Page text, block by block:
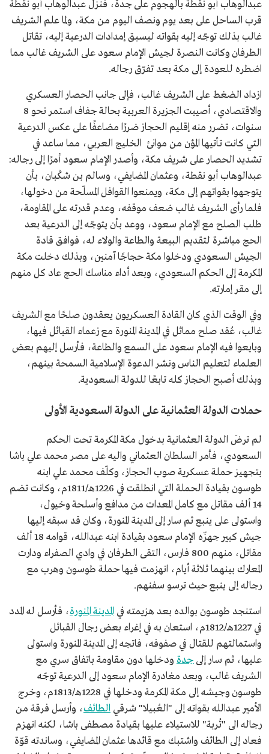
عبدالوهاب أبو نقطة بالهجوم على جدة، فنزل عبدالوهاب أبو نقطة
قرب الساحل على بعد يوم ونصف اليوم من مكة، ولما علم الشريف
غالب بذلك توجّه إليه بقواته ليسبق إمدادات الدرعية إليه، تقاتل
الطرفان وكانت النصرة لجيش الإمام سعود على الشريف غالب مما
اضطره للعودة إلى مكة بعد تفرّق رجاله.
ازداد الضغط على الشريف غالب، فإلى جانب الحصار العسكري
والاقتصادي، أصيبت الجزيرة العربية بحالة جفاف استمر نحو 8
سنوات، تضرر منه إقليم الحجاز ضررًا مضاعفًا على عكس الدرعية
التي كانت تأتيها المؤن من موانئ الخليج العربي، مما ساعد في
تشديد الحصار على شريف مكة، وأصدر الإمام سعود أمرًا إلى رجاله:
عبدالوهاب أبو نقطة، وعثمان المضايفي، وسالم بن شكْبان، بأن
يتوجهوا بقواتهم إلى مكة، ويمنعوا القوافل المسلّحة من دخولها،
فلما رأى الشريف غالب ضعف موقفه، وعدم قدرته على المقاومة،
طلب الصلح مع الإمام سعود، ووعد بأن يتوجّه إلى الدرعية بعد
الحج مباشرة لتقديم البيعة والطاعة والولاء له، فوافق قادة
الجيش السعودي ودخلوا مكة حجاجًا آمنين، وبذلك دخلت مكة
المكرمة إلى الحكم السعودي، وبعد أداء مناسك الحج عاد كل منهم
إلى مقر إمارته.
وفي الوقت الذي كان القادة العسكريون يعقدون صلحًا مع الشريف
غالب، عُقد صلح مماثل في المدينة المنورة مع زعماء القبائل فيها،
وبايعوا فيه الإمام سعود على السمع والطاعة، فأرسل إليهم بعض
العلماء لتعليم الناس ونشر الدعوة الإسلامية السمحة بينهم،
وبذلك أصبح الحجاز كله تابعًا للدولة السعودية.
حملات الدولة العثمانية على الدولة السعودية الأولى
لم ترضَ الدولة العثمانية بدخول مكة المكرمة تحت الحكم
السعودي، فأمر السلطان العثماني واليه على مصر محمد علي باشا
بتجهيز حملة عسكرية صوب الحجاز، وكلّف محمد علي ابنه
طوسون بقيادة الحملة التي انطلقت في 1226هـ/1811م، وكانت تضم
14 ألف مقاتل مع كامل المعدات من مدافع وأسلحة وخيول،
واستولى على ينبع ثم سار إلى المدينة المنورة، وكان قد سبقه إليها
جيش كبير جهزّه الإمام سعود بقيادة ابنه عبدالله، قوامه 18 ألف
مقاتل، منهم 800 فارس، التقى الطرفان في وادي الصفراء ودارت
المعارك بينهما ثلاثة أيام، انهزمت فيها حملة طوسون وهرب مع
رجاله إلى ينبع حيث ترسو سفنهم.
استنجد طوسون بوالده بعد هزيمته في المدينة المنورة، فأرسل له المدد
في 1227هـ/1812م، استعان به في إغراء بعض رجال القبائل
واستمالتهم للقتال في صفوفه، فاتجه إلى المدينة المنورة واستولى
عليها، ثم سار إلى جدة ودخلها دون مقاومة باتفاق سري مع
الشريف غالب، وبعد مغادرة الإمام سعود إلى الدرعية توجّه
طوسون وجيشه إلى مكة المكرمة ودخلها في 1228هـ/1813م، وخرج
الأمير عبدالله بقواته إلى "العُبيلا" شرقي الطائف، وأرسل فرقة من
رجاله الى "تُربة" للاستيلاء عليها بقيادة مصطفى باشا، لكنه انهزم
فعاد إلى الطائف واشتبك مع قائدها عثمان المضايفي، وساندته قوّة